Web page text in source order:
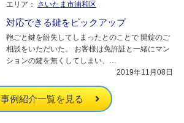
エリア：
さいたま市浦和区
対応できる鍵をピックアップ
鞄ごと鍵を紛失してしまったとのことで 開錠のご
相談をいただいた。 お客様は免許証と一緒にマン
ションの鍵を無くしてしまい、…
2019年11月08日
事例紹介一覧を見る